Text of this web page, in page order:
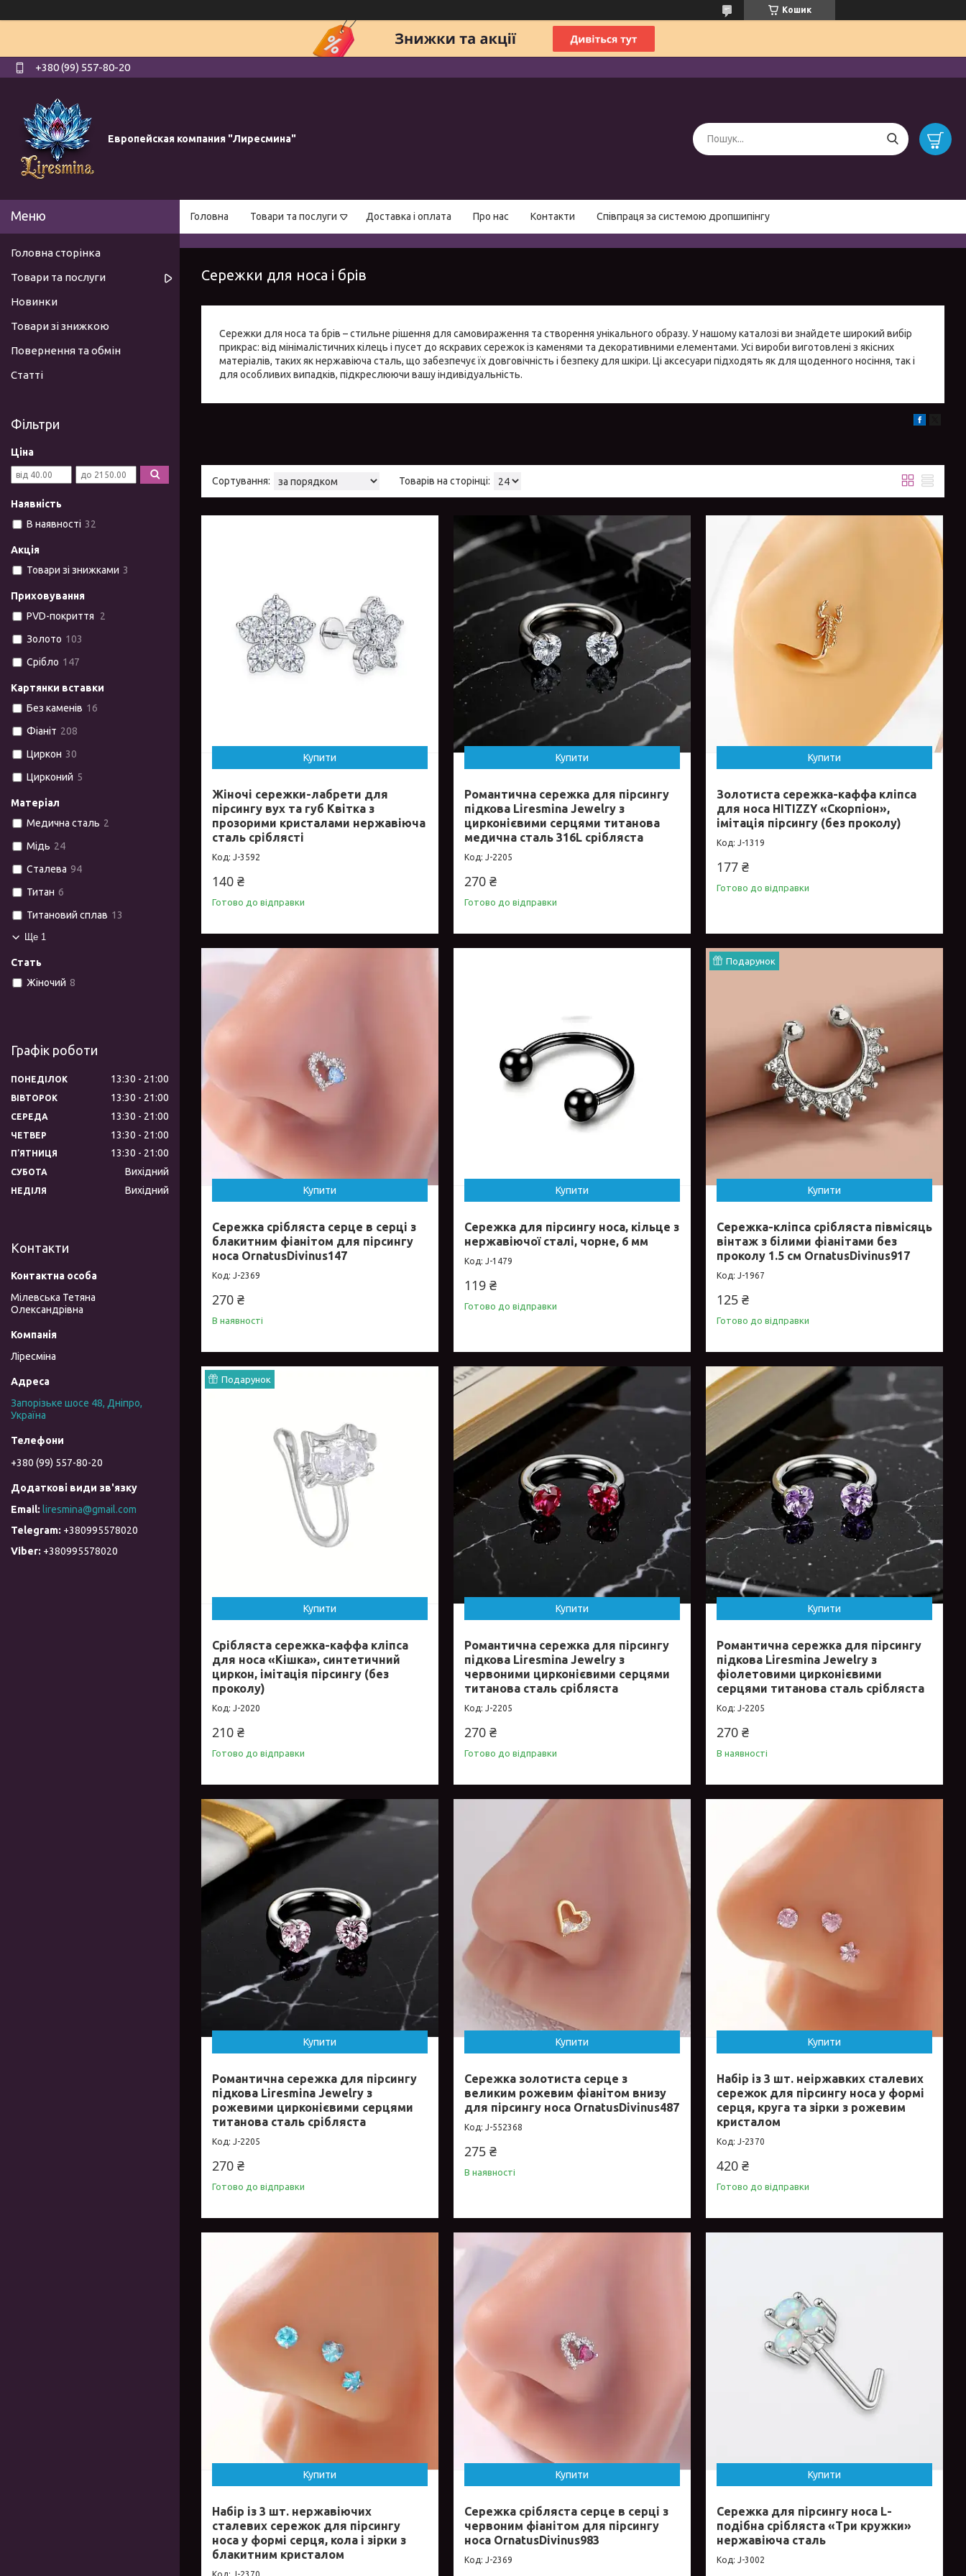
Кошик
+380 (99) 557-80-20
Европейская компания "Лиресмина"
Головна Товари та послуги Доставка і оплата Про нас Контакти Співпраця за системою дропшипінгу
Сережки для носа і брів
Сережки для носа та брів – стильне рішення для самовираження та створення унікального образу. У нашому каталозі ви знайдете широкий вибір
прикрас: від мінімалістичних кілець і пусет до яскравих сережок із каменями та декоративними елементами. Усі вироби виготовлені з якісних
матеріалів, таких як нержавіюча сталь, що забезпечує їх довговічність і безпеку для шкіри. Ці аксесуари підходять як для щоденного носіння, так і
для особливих випадків, підкреслюючи вашу індивідуальність.
Купити
Жіночі сережки-лабрети для
пірсингу вух та губ Квітка з
прозорими кристалами нержавіюча
сталь сріблясті
J-3592
140 ₴
Готово до відправки
Купити
Романтична сережка для пірсингу
підкова Liresmina Jewelry з
цирконієвими серцями титанова
медична сталь 316L срібляста
J-2205
270 ₴
Готово до відправки
Купити
Золотиста сережка-каффа кліпса
для носа HITIZZY «Скорпіон»,
імітація пірсингу (без проколу)
J-1319
177 ₴
Готово до відправки
Купити
Сережка срібляста серце в серці з
блакитним фіанітом для пірсингу
носа OrnatusDivinus147
J-2369
270 ₴
В наявності
Купити
Сережка для пірсингу носа, кільце з
нержавіючої сталі, чорне, 6 мм
J-1479
119 ₴
Готово до відправки
Подарунок
Купити
Сережка-кліпса срібляста півмісяць
вінтаж з білими фіанітами без
проколу 1.5 см OrnatusDivinus917
J-1967
125 ₴
Готово до відправки
Подарунок
Купити
Срібляста сережка-каффа кліпса
для носа «Кішка», синтетичний
циркон, імітація пірсингу (без
проколу)
J-2020
210 ₴
Готово до відправки
Купити
Романтична сережка для пірсингу
підкова Liresmina Jewelry з
червоними цирконієвими серцями
титанова сталь срібляста
J-2205
270 ₴
Готово до відправки
Купити
Романтична сережка для пірсингу
підкова Liresmina Jewelry з
фіолетовими цирконієвими
серцями титанова сталь срібляста
J-2205
270 ₴
В наявності
Купити
Романтична сережка для пірсингу
підкова Liresmina Jewelry з
рожевими цирконієвими серцями
титанова сталь срібляста
J-2205
270 ₴
Готово до відправки
Купити
Сережка золотиста серце з
великим рожевим фіанітом внизу
для пірсингу носа OrnatusDivinus487
J-552368
275 ₴
В наявності
Купити
Набір із 3 шт. неіржавких сталевих
сережок для пірсингу носа у формі
серця, круга та зірки з рожевим
кристалом
J-2370
420 ₴
Готово до відправки
Купити
Набір із 3 шт. нержавіючих
сталевих сережок для пірсингу
носа у формі серця, кола і зірки з
блакитним кристалом
J-2370
Купити
Сережка срібляста серце в серці з
червоним фіанітом для пірсингу
носа OrnatusDivinus983
J-2369
Купити
Сережка для пірсингу носа L-
подібна срібляста «Три кружки»
нержавіюча сталь
J-3002
Головна сторінка
Товари та послуги
Новинки
Товари зі знижкою
Повернення та обмін
Статті
Фільтри
Ціна
Наявність
В наявності 32
Акція
Товари зі знижками 3
Приховування
PVD-покриття
2
Золото 103
Срібло 147
Картянки вставки
Без каменів 16
Фіаніт 208
Циркон 30
Цирконий 5
Матеріал
Медична сталь 2
Мідь 24
Сталева 94
Титан 6
Титановий сплав 13
Ще 1
Стать
Жіночий 8
Графік роботи
ПОНЕДІЛОК 13:30 21:00
ВІВТОРОК 13:30 21:00
СЕРЕДА 13:30 21:00
ЧЕТВЕР 13:30 21:00
ПʼЯТНИЦЯ 13:30 21:00
СУБОТА Вихідний
НЕДІЛЯ Вихідний
Контакти
Мілевська Тетяна
Олександрівна
Ліресміна
Запорізьке шосе 48, Дніпро,
Україна
+380 (99) 557-80-20
liresmina@gmail.com
+380995578020
+380995578020